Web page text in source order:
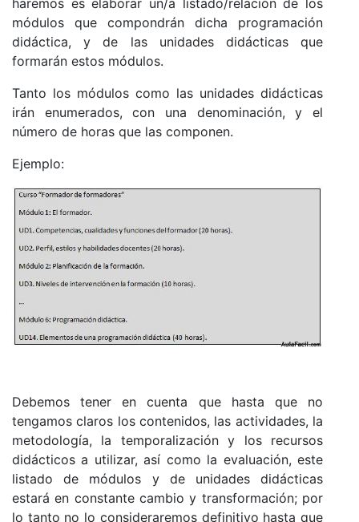
módulos que compondrán dicha programación
didáctica, y de las unidades didácticas que
formarán estos módulos.
Tanto los módulos como las unidades didácticas
irán enumerados, con una denominación, y el
número de horas que las componen.
Ejemplo:
Debemos tener en cuenta que hasta que no
tengamos claros los contenidos, las actividades, la
metodología, la temporalización y los recursos
didácticos a utilizar, así como la evaluación, este
listado de módulos y de unidades didácticas
estará en constante cambio y transformación; por
lo tanto no lo consideraremos definitivo hasta que